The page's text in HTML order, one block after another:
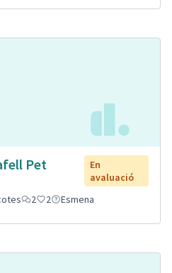
Pet
En
avaluació
2 2 Esmena